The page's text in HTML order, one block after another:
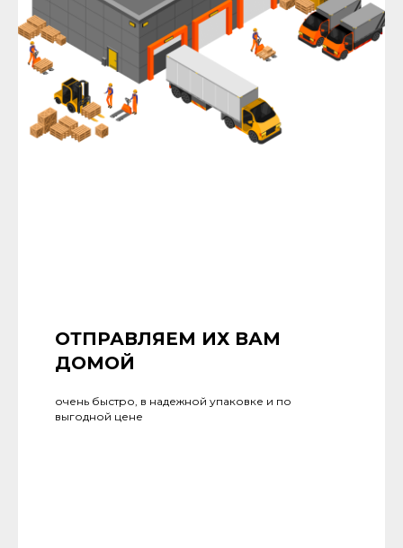
ОТПРАВЛЯЕМ ИХ ВАМ
ДОМОЙ
очень быстро, в надежной упаковке и по
выгодной цене